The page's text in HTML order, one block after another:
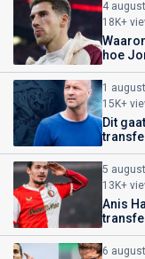
4
18K+
hoe
1
15K+
Dit
5
13K+
Anis
6